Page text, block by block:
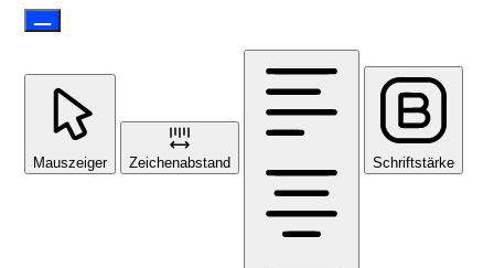
Mauszeiger Zeichenabstand Schriftstärke